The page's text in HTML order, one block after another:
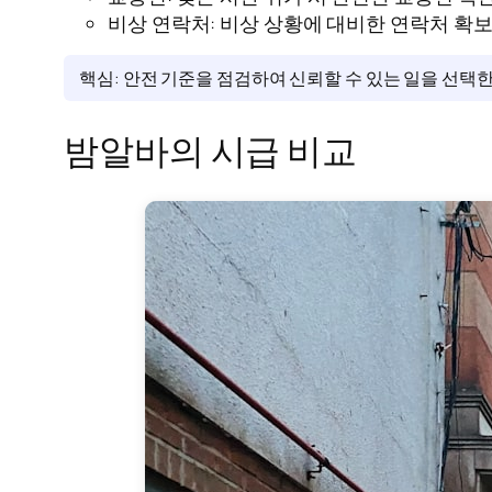
비상 연락처: 비상 상황에 대비한 연락처 확
핵심: 안전 기준을 점검하여 신뢰할 수 있는 일을 선택
밤알바의 시급 비교